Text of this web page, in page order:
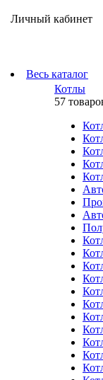
Личный кабинет
Весь каталог
Котлы
57